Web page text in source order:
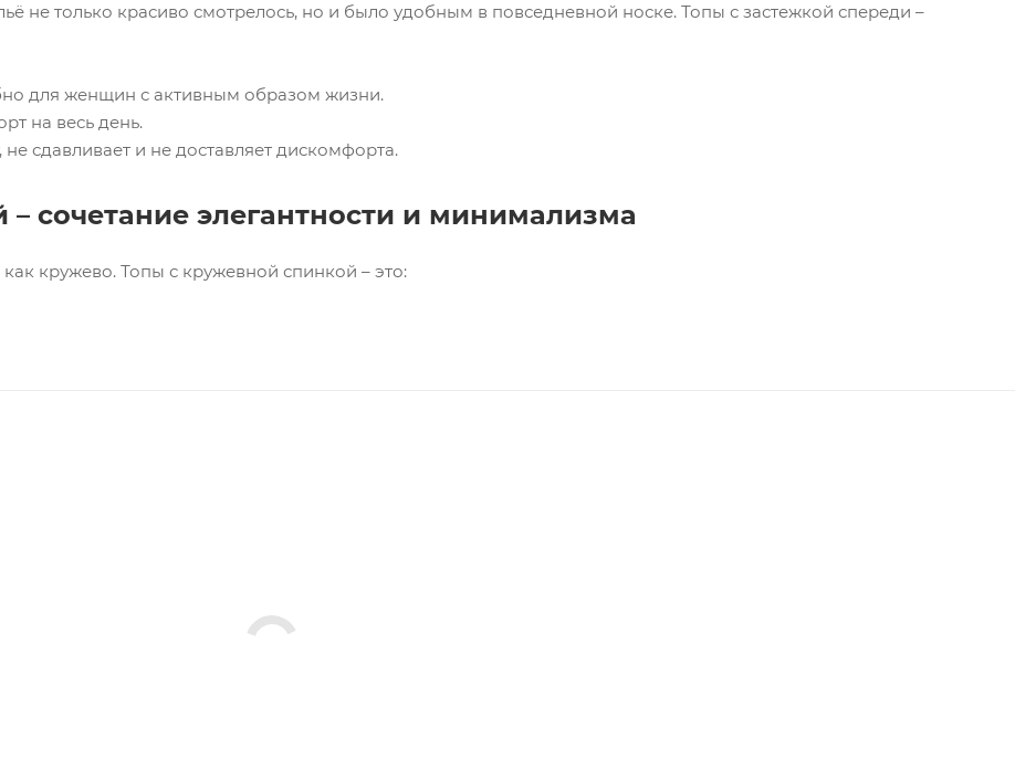
не только красиво смотрелось, но и было удобным в повседневной носке. Топы с застежкой спереди –
для женщин с активным образом жизни.
на весь день.
сдавливает и не доставляет дискомфорта.
сочетание элегантности и минимализма
кружево. Топы с кружевной спинкой – это: